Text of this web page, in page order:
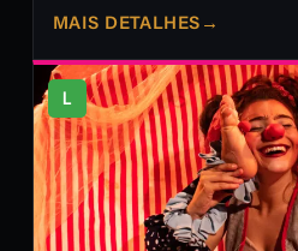
MAIS DETALHES →
L